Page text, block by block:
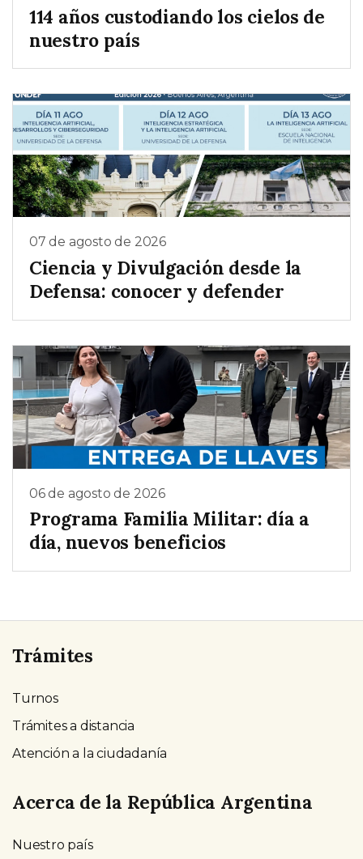
114 años custodiando los cielos de
nuestro país
07 de agosto de 2026
Ciencia y Divulgación desde la
Defensa: conocer y defender
06 de agosto de 2026
Programa Familia Militar: día a
día, nuevos beneficios
Trámites
Turnos
Trámites a distancia
Atención a la ciudadanía
Acerca de la República Argentina
Nuestro país